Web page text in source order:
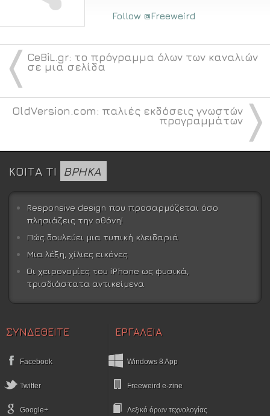
Follow @Freeweird
〈 CeBiL.gr: το πρόγραμμα όλων των καναλιών
σε μια σελίδα
〉
OldVersion.com: παλιές εκδόσεις γνωστών
προγραμμάτων
ΚΟΙΤΑ ΤΙ ΒΡΗΚΑ
Responsive design που προσαρμόζεται όσο
πλησιάζεις την οθόνη!
Πώς δουλεύει μια τυπική κλειδαριά
Μια λέξη, χίλιες εικόνες
Οι χειρονομίες του iPhone ως φυσικά,
τρισδιάστατα αντικείμενα
ΣΥΝΔΕΘΕΙΤΕ
Facebook
Twitter
Google+
ΕΡΓΑΛΕΙΑ
Windows 8 App
Freeweird e-zine
Λεξικό όρων τεχνολογίας